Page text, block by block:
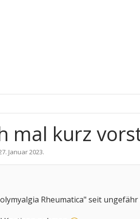
mal kurz
Januar 2023.
Rheumatica" seit